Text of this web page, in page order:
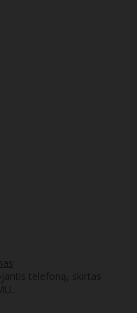
telefoną, skirtas